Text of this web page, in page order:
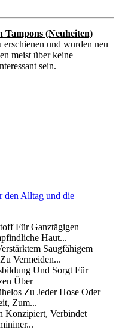
Tampons (Neuheiten)
und wurden neu
meist über keine
sein.
den Alltag und die
Für Ganztägigen
Haut...
Saugfähigem
Vermeiden...
Und Sorgt Für
Über
Zu Jeder Hose Oder
Zum...
Konzipiert, Verbindet